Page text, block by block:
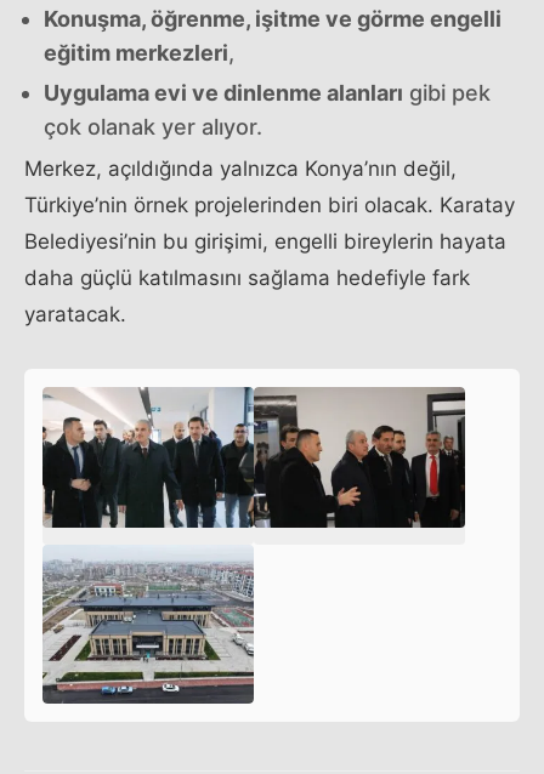
Konuşma, öğrenme, işitme ve görme engelli
eğitim merkezleri,
Uygulama evi ve dinlenme alanları gibi pek
çok olanak yer alıyor.
Merkez, açıldığında yalnızca Konya’nın değil,
Türkiye’nin örnek projelerinden biri olacak. Karatay
Belediyesi’nin bu girişimi, engelli bireylerin hayata
daha güçlü katılmasını sağlama hedefiyle fark
yaratacak.